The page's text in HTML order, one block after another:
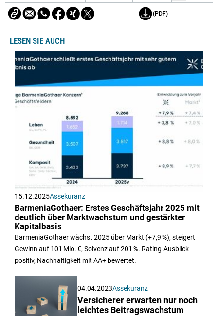
(PDF)
LESEN SIE AUCH
15.12.2025Assekuranz
BarmeniaGothaer: Erstes Geschäftsjahr 2025 mit
deutlich über Marktwachstum und gestärkter
Kapitalbasis
BarmeniaGothaer wächst 2025 über Markt (+7,9 %), steigert
Gewinn auf 101 Mio. €, Solvenz auf 201 %. Rating-Ausblick
positiv, Nachhaltigkeit mit AA+ bewertet.
04.04.2023Assekuranz
Versicherer erwarten nur noch
leichtes Beitragswachstum